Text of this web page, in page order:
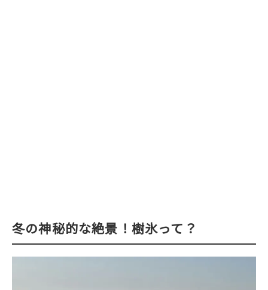
冬の神秘的な絶景！樹氷って？